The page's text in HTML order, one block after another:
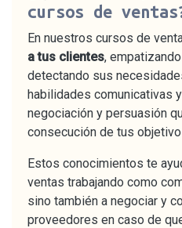
cursos de
En nuestros cursos de
a tus clientes,
detectando sus
habilidades comunicativas
negociación y persuasión
consecución de tus
Estos conocimientos te
ventas trabajando como
sino también a negociar y
proveedores en caso de